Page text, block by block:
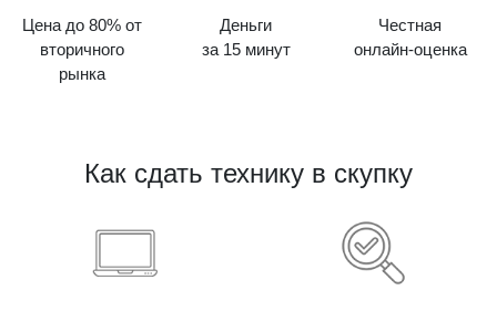
Цена до 80% от
вторичного
рынка
Деньги
за 15 минут
Честная
онлайн-оценка
Как сдать технику в скупку